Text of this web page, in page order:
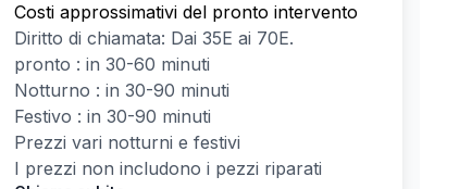
Costi approssimativi del pronto intervento
Diritto di chiamata: Dai 35E ai 70E.
pronto : in 30-60 minuti
Notturno : in 30-90 minuti
Festivo : in 30-90 minuti
Prezzi vari notturni e festivi
I prezzi non includono i pezzi riparati